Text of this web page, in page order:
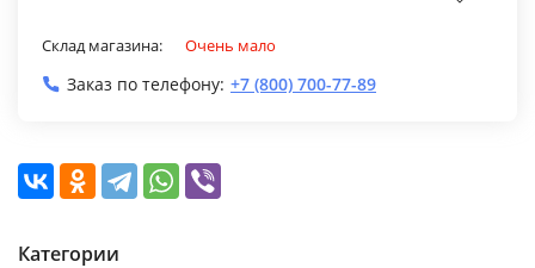
Склад магазина: Очень мало
Заказ по телефону: +7 (800) 700-77-89
Категории